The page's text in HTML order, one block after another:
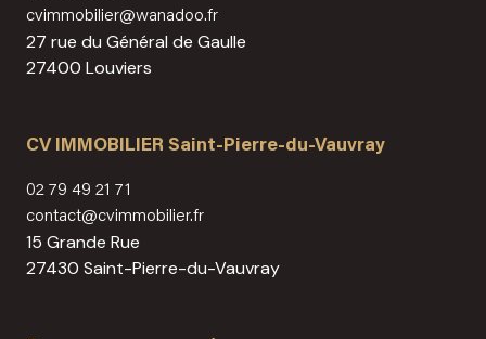
cvimmobilier@wanadoo.fr
27 rue du Général de Gaulle
27400 Louviers
CV IMMOBILIER Saint-Pierre-du-Vauvray
02 79 49 21 71
contact@cvimmobilier.fr
15 Grande Rue
27430 Saint-Pierre-du-Vauvray